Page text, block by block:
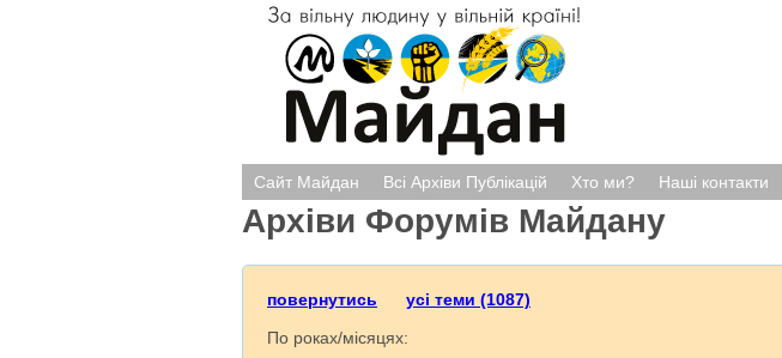
Сайт Майдан Всі Архіви Публікацій Хто ми? Наші контакти
Архіви Форумів Майдану
повернутись
усі теми (1087)
По роках/місяцях: